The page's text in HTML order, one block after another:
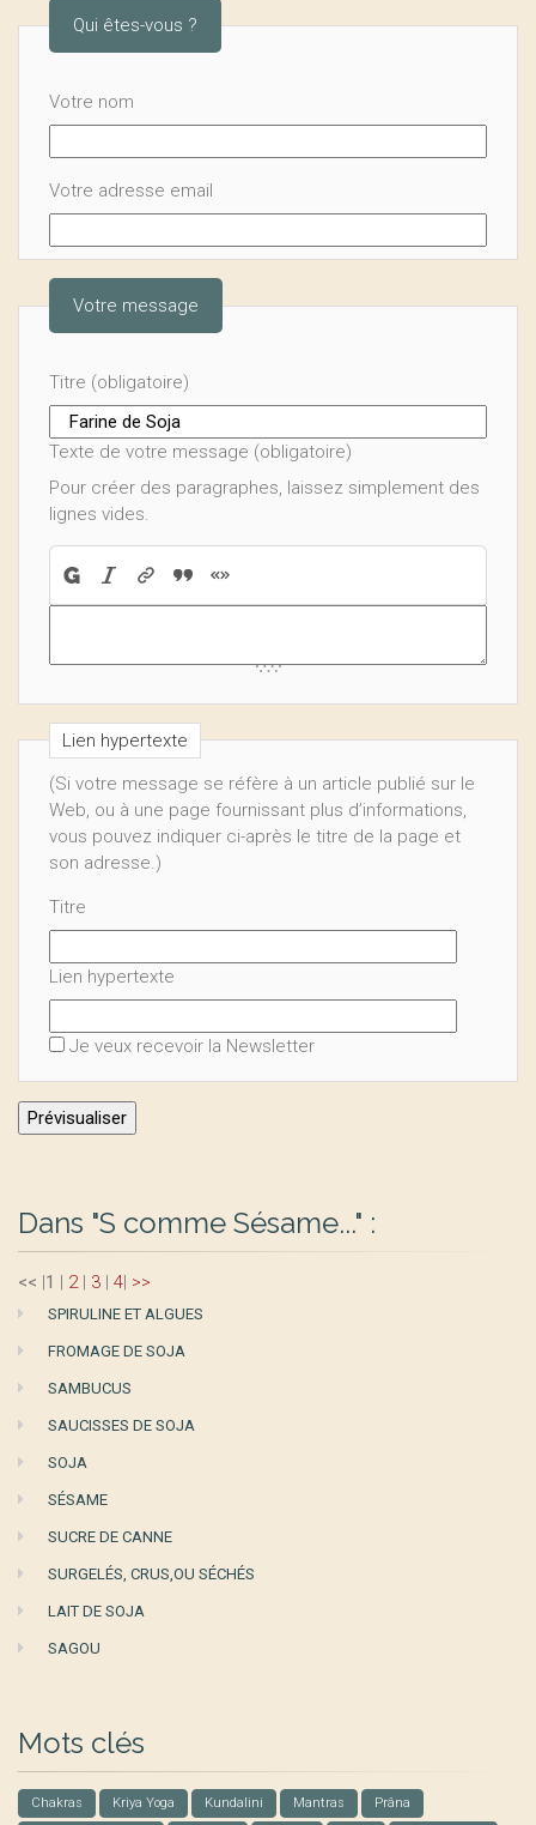
Qui êtes-vous ?
Votre nom
Votre adresse email
Votre message
Titre (obligatoire)
Texte de votre message (obligatoire)
Pour créer des paragraphes, laissez simplement des
lignes vides.
Lien hypertexte
(Si votre message se réfère à un article publié sur le
Web, ou à une page fournissant plus d’informations,
vous pouvez indiquer ci-après le titre de la page et
son adresse.)
Titre
Lien hypertexte
Je veux recevoir la Newsletter
Dans "S comme Sésame..." :
<< |1 | 2 | 3 | 4| >>
SPIRULINE ET ALGUES
FROMAGE DE SOJA
SAMBUCUS
SAUCISSES DE SOJA
SOJA
SÉSAME
SUCRE DE CANNE
SURGELÉS, CRUS,OU SÉCHÉS
LAIT DE SOJA
SAGOU
Mots clés
Chakras Kriya Yoga Kundalini Mantras Prâna